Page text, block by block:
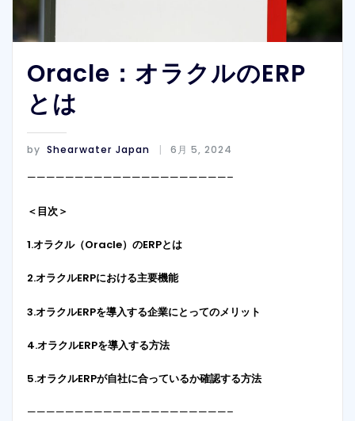
Oracle：オラクルのERP
とは
by Shearwater Japan 6月 5, 2024
—————————————————————–
＜目次＞
1.オラクル（Oracle）のERPとは
2.オラクルERPにおける主要機能
3.オラクルERPを導入する企業にとってのメリット
4.オラクルERPを導入する方法
5.オラクルERPが自社に合っているか確認する方法
—————————————————————–